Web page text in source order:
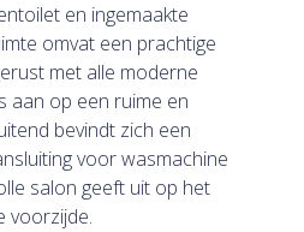
en ingemaakte
omvat een prachtige
met alle moderne
aan op een ruime en
bevindt zich een
voor wasmachine
salon geeft uit op het
voorzijde.